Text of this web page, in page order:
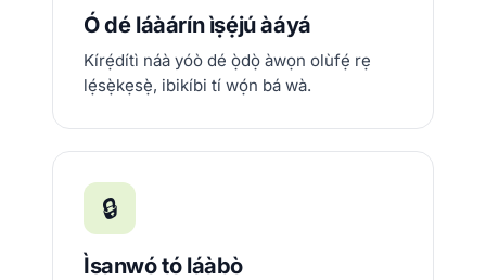
Ó dé láàárín ìṣẹ́jú àáyá
Kírẹ́dítì náà yóò dé ọ̀dọ̀ àwọn olùfẹ́ rẹ
lẹ́sẹ̀kẹsẹ̀, ibikíbi tí wọ́n bá wà.
🔒
Ìsanwó tó láàbò